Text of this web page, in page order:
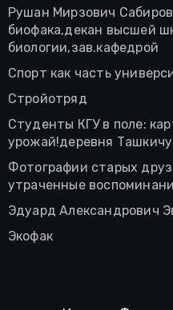
Рушан Мирзович
биофака,декан высшей
биологии,зав.кафедрой
Спорт как часть
Стройотряд
Студенты КГУ в поле:
урожай!деревня Ташкичу
Фотографии старых
утраченные
Эдуард Александрович
Экофак